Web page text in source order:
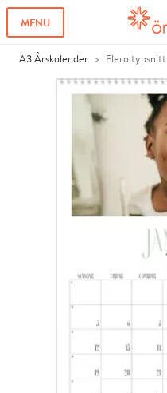
MENU
A3 Årskalender Flera typsnitt